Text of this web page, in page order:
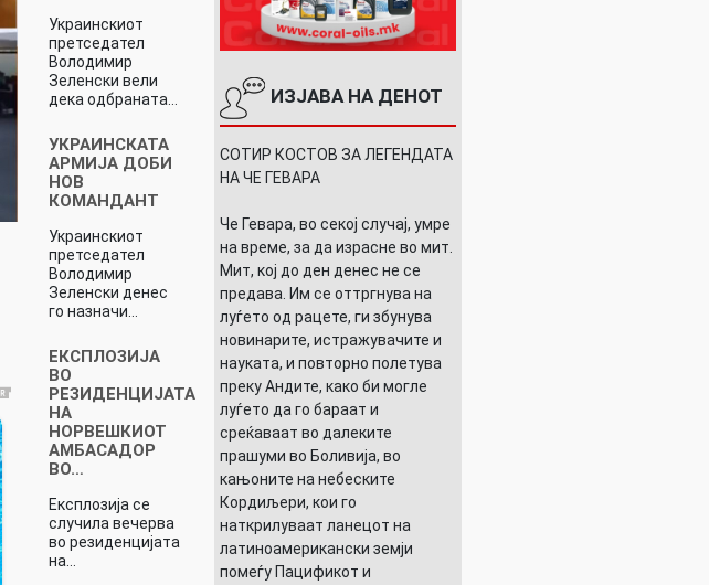
Украинскиот
претседател
Володимир
Зеленски вели
дека одбраната…
УКРАИНСКАТА
АРМИЈА ДОБИ
НОВ
КОМАНДАНТ
Украинскиот
претседател
Володимир
Зеленски денес
го назначи…
ЕКСПЛОЗИЈА
ВО
РЕЗИДЕНЦИЈАТА
НА
НОРВЕШКИОТ
АМБАСАДОР
ВО…
Експлозија се
случила вечерва
во резиденцијата
на…
ИЗЈАВА НА ДЕНОТ
СОТИР КОСТОВ ЗА ЛЕГЕНДАТА
НА ЧЕ ГЕВАРА
Че Гевара, во секој случај, умре
на време, за да израсне во мит.
Мит, кој до ден денес не се
предава. Им се оттргнува на
луѓето од рацете, ги збунува
новинарите, истражувачите и
науката, и повторно полетува
преку Андите, како би могле
луѓето да го бараат и
среќаваат во далеките
прашуми во Боливија, во
кањоните на небеските
Кордиљери, кои го
наткрилуваат ланецот на
латиноамерикански земји
помеѓу Пацификот и